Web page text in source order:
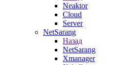
Neaktor
Cloud
Server
NetSarang
Назад
NetSarang
Xmanager